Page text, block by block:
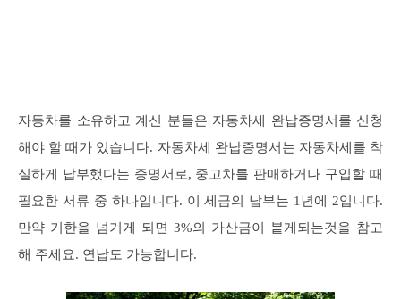
자동차를 소유하고 계신 분들은 자동차세 완납증명서를 신청
해야 할 때가 있습니다. 자동차세 완납증명서는 자동차세를 착
실하게 납부했다는 증명서로, 중고차를 판매하거나 구입할 때
필요한 서류 중 하나입니다. 이 세금의 납부는 1년에 2입니다.
만약 기한을 넘기게 되면 3%의 가산금이 붙게되는것을 참고
해 주세요. 연납도 가능합니다.